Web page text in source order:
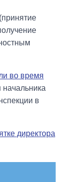
во время
начальника
в
директора